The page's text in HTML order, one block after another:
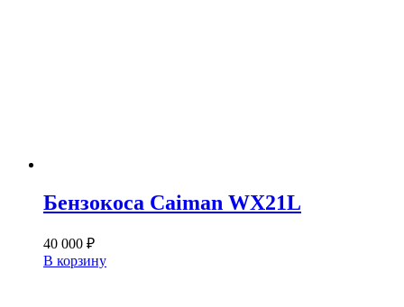
Бензокоса Caiman WX21L
40 000 ₽
В корзину